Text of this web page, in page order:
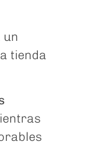
un
tienda